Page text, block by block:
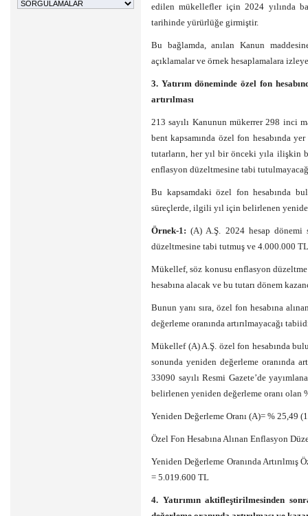
edilen mükellefler için 2024 yılında
tarihinde yürürlüğe girmiştir.
Bu bağlamda, anılan Kanun
açıklamalar ve örnek hesaplamalara
3. Yatırım döneminde özel fon
artırılması
213 sayılı Kanunun mükerrer 298 inci
bent kapsamında özel fon hesabında
tutarların, her yıl bir önceki yıla ilişkin
enflasyon düzeltmesine tabi
Bu kapsamdaki özel fon hesabında
süreçlerde, ilgili yıl için belirlenen
Örnek-1: (A) A.Ş. 2024 hesap dönemi
düzeltmesine tabi tutmuş ve 4.000.000
Mükellef, söz konusu enflasyon
hesabına alacak ve bu tutarı dönem
Bunun yanı sıra, özel fon hesabına
değerleme oranında artırılmayacağı
Mükellef (A) A.Ş. özel fon hesabında
sonunda yeniden değerleme oranında
33090 sayılı Resmi Gazete’de
belirlenen yeniden değerleme oranı olan
Yeniden Değerleme Oranı (A)= % 25,49
Özel Fon Hesabına Alınan Enflasyon
Yeniden Değerleme Oranında
= 5.019.600 TL
4. Yatırımın aktifleştirilmesinden